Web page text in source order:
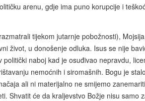
arenu, gdje ima puno korupcije i
tijekom jutarnje pobožnosti),
život, u donošenje odluka. Isus se nije
naboj kad je osuđivao nepravdu,
nemoćnih i siromašnih. Bogu je
ali ni materijalno ne smijemo
Shvatit će da kraljevstvo Božje nisu samo